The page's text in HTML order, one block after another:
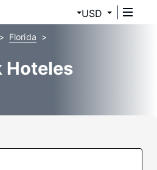
USD
Florida
Hoteles